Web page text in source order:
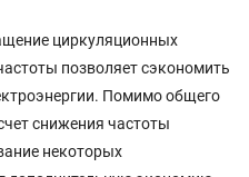
циркуляционных
позволяет сэкономить
Помимо общего
снижения частоты
некоторых